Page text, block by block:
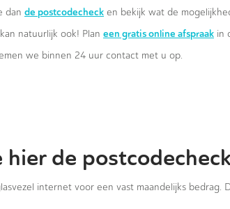
dan de postcodecheck en bekijk wat de
natuurlijk ook! Plan een gratis online afspraak in
we binnen 24 uur contact met u op.
hier de
internet voor een vast maandelijks